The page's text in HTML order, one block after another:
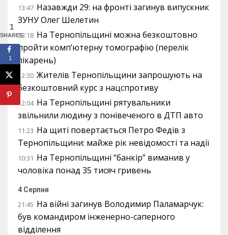
13:47 Назавжди 29: на фронті загинув випускник
ЗУНУ Олег Шелетин
13:18 На Тернопільщині можна безкоштовно
пройти комп’ютерну томографію (перелік
лікарень)
12:30 Жителів Тернопільщини запрошують на
безкоштовний курс з нацспротиву
12:04 На Тернопільщині рятувальники
звільнили людину з понівеченого в ДТП авто
11:23 На щиті повертається Петро Федів з
Тернопільщини: майже рік невідомості та надії
10:31 На Тернопільщині “банкір” виманив у
чоловіка понад 35 тисяч гривень
4 Серпня
21:45 На війні загинув Володимир Паламарчук:
був командиром інженерно-саперного
відділення
1
SHARES
1